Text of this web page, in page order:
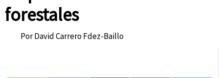
forestales
PorDavid Carrero Fdez-Baillo